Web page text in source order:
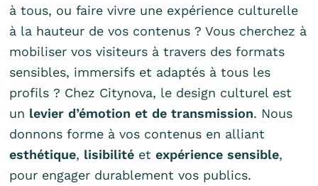
à tous, ou faire vivre une expérience culturelle
à la hauteur de vos contenus ? Vous cherchez à
mobiliser vos visiteurs à travers des formats
sensibles, immersifs et adaptés à tous les
profils ? Chez Citynova, le design culturel est
un levier d’émotion et de transmission. Nous
donnons forme à vos contenus en alliant
esthétique, lisibilité etexpérience sensible,
pour engager durablement vos publics.